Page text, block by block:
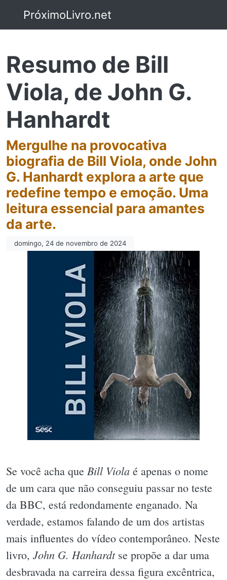
PróximoLivro.net
Resumo de Bill
Viola, de John G.
Hanhardt
Mergulhe na provocativa
biografia de Bill Viola, onde John
G. Hanhardt explora a arte que
redefine tempo e emoção. Uma
leitura essencial para amantes
da arte.
domingo, 24 de novembro de 2024
Se você acha que Bill Viola é apenas o nome
de um cara que não conseguiu passar no teste
da BBC, está redondamente enganado. Na
verdade, estamos falando de um dos artistas
mais influentes do vídeo contemporâneo. Neste
livro, John G. Hanhardtse propõe a dar uma
desbravada na carreira dessa figura excêntrica,